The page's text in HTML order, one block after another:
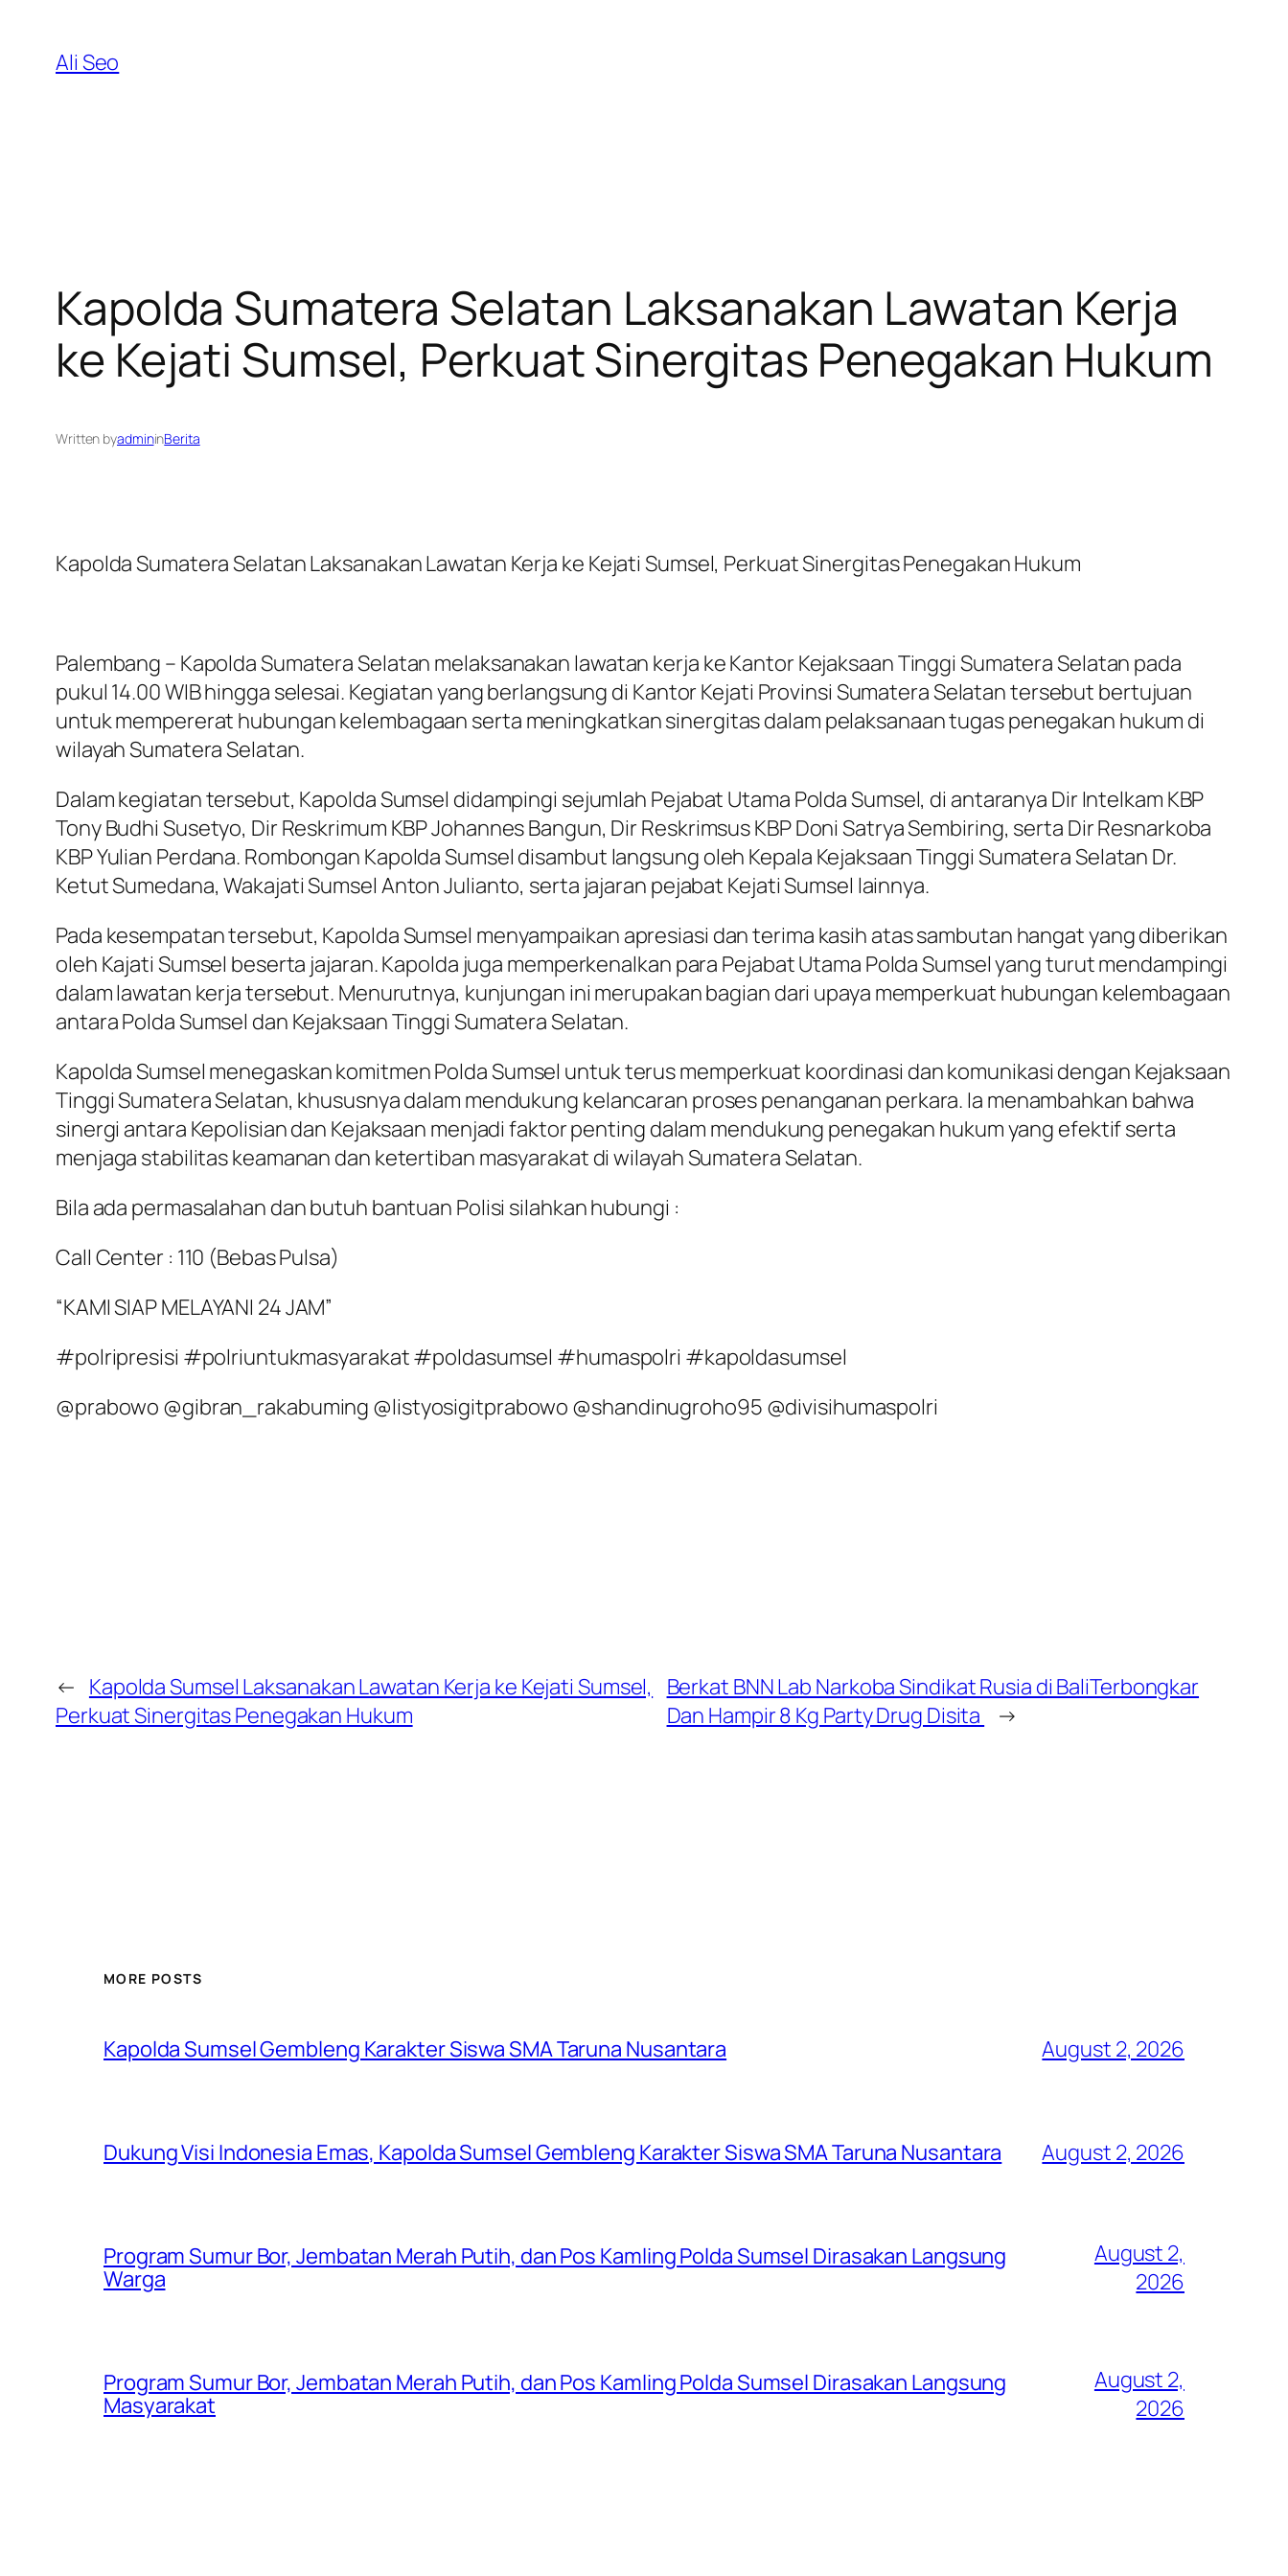
content
Ali Seo
Kapolda Sumatera Selatan Laksanakan Lawatan Kerja
ke Kejati Sumsel, Perkuat Sinergitas Penegakan Hukum
Written byadmininBerita
Kapolda Sumatera Selatan Laksanakan Lawatan Kerja ke Kejati Sumsel, Perkuat Sinergitas Penegakan Hukum
Palembang – Kapolda Sumatera Selatan melaksanakan lawatan kerja ke Kantor Kejaksaan Tinggi Sumatera Selatan pada
pukul 14.00 WIB hingga selesai. Kegiatan yang berlangsung di Kantor Kejati Provinsi Sumatera Selatan tersebut bertujuan
untuk mempererat hubungan kelembagaan serta meningkatkan sinergitas dalam pelaksanaan tugas penegakan hukum di
wilayah Sumatera Selatan.
Dalam kegiatan tersebut, Kapolda Sumsel didampingi sejumlah Pejabat Utama Polda Sumsel, di antaranya Dir Intelkam KBP
Tony Budhi Susetyo, Dir Reskrimum KBP Johannes Bangun, Dir Reskrimsus KBP Doni Satrya Sembiring, serta Dir Resnarkoba
KBP Yulian Perdana. Rombongan Kapolda Sumsel disambut langsung oleh Kepala Kejaksaan Tinggi Sumatera Selatan Dr.
Ketut Sumedana, Wakajati Sumsel Anton Julianto, serta jajaran pejabat Kejati Sumsel lainnya.
Pada kesempatan tersebut, Kapolda Sumsel menyampaikan apresiasi dan terima kasih atas sambutan hangat yang diberikan
oleh Kajati Sumsel beserta jajaran. Kapolda juga memperkenalkan para Pejabat Utama Polda Sumsel yang turut mendampingi
dalam lawatan kerja tersebut. Menurutnya, kunjungan ini merupakan bagian dari upaya memperkuat hubungan kelembagaan
antara Polda Sumsel dan Kejaksaan Tinggi Sumatera Selatan.
Kapolda Sumsel menegaskan komitmen Polda Sumsel untuk terus memperkuat koordinasi dan komunikasi dengan Kejaksaan
Tinggi Sumatera Selatan, khususnya dalam mendukung kelancaran proses penanganan perkara. Ia menambahkan bahwa
sinergi antara Kepolisian dan Kejaksaan menjadi faktor penting dalam mendukung penegakan hukum yang efektif serta
menjaga stabilitas keamanan dan ketertiban masyarakat di wilayah Sumatera Selatan.
Bila ada permasalahan dan butuh bantuan Polisi silahkan hubungi :
Call Center : 110 (Bebas Pulsa)
“KAMI SIAP MELAYANI 24 JAM”
#polripresisi #polriuntukmasyarakat #poldasumsel #humaspolri #kapoldasumsel
@prabowo @gibran_rakabuming @listyosigitprabowo @shandinugroho95 @divisihumaspolri
← Kapolda Sumsel Laksanakan Lawatan Kerja ke Kejati Sumsel,
Perkuat Sinergitas Penegakan Hukum
Berkat BNN Lab Narkoba Sindikat Rusia di BaliTerbongkar
Dan Hampir 8 Kg Party Drug Disita
→
MORE POSTS
Kapolda Sumsel Gembleng Karakter Siswa SMA Taruna Nusantara August 2, 2026
Dukung Visi Indonesia Emas, Kapolda Sumsel Gembleng Karakter Siswa SMA Taruna Nusantara August 2, 2026
Program Sumur Bor, Jembatan Merah Putih, dan Pos Kamling Polda Sumsel Dirasakan Langsung
Warga
August 2,
2026
Program Sumur Bor, Jembatan Merah Putih, dan Pos Kamling Polda Sumsel Dirasakan Langsung
Masyarakat
August 2,
2026